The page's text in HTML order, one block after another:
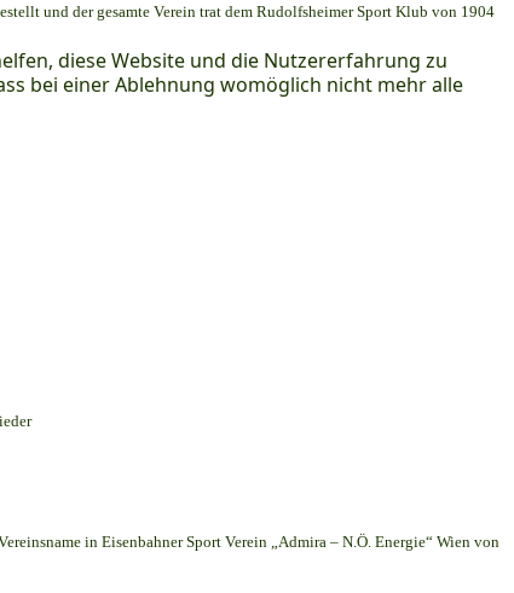
diese Website und die Nutzererfahrung zu
bei einer Ablehnung womöglich nicht mehr alle
und der gesamte Verein trat dem Rudolfsheimer Sport Klub von 1904
in Eisenbahner Sport Verein „Admira – N.Ö. Energie“ Wien von